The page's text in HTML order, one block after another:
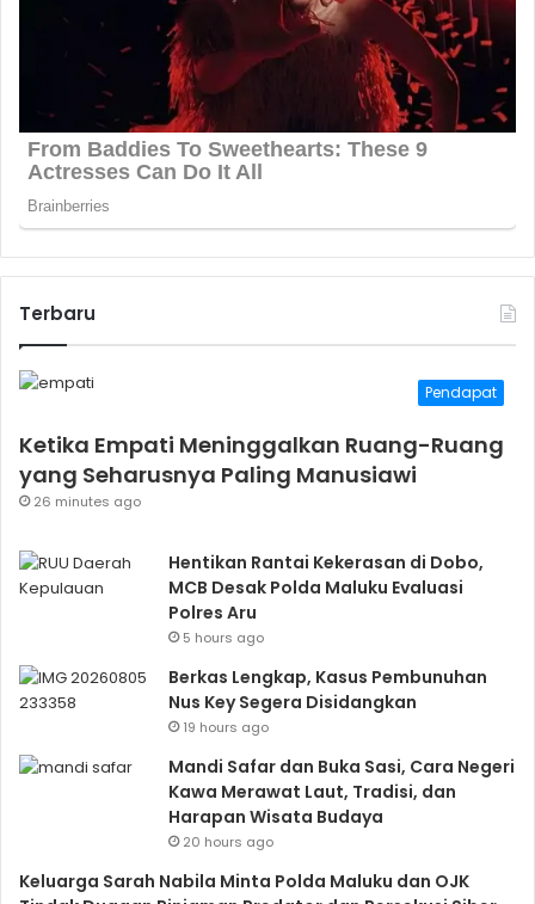
Terbaru
Pendapat
Ketika Empati Meninggalkan Ruang-Ruang
yang Seharusnya Paling Manusiawi
26 minutes ago
Hentikan Rantai Kekerasan di Dobo,
MCB Desak Polda Maluku Evaluasi
Polres Aru
5 hours ago
Berkas Lengkap, Kasus Pembunuhan
Nus Key Segera Disidangkan
19 hours ago
Mandi Safar dan Buka Sasi, Cara Negeri
Kawa Merawat Laut, Tradisi, dan
Harapan Wisata Budaya
20 hours ago
Keluarga Sarah Nabila Minta Polda Maluku dan OJK